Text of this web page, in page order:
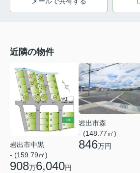
近隣の物件
岩出市中黒
- (159.79㎡)
908万6,040円
岩出市森
- (148.77㎡)
846万円